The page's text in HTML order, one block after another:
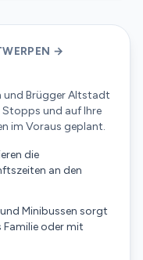
→
und Brügger Altstadt
und auf Ihre
im Voraus geplant.
die
an den
Minibussen sorgt
Familie oder mit